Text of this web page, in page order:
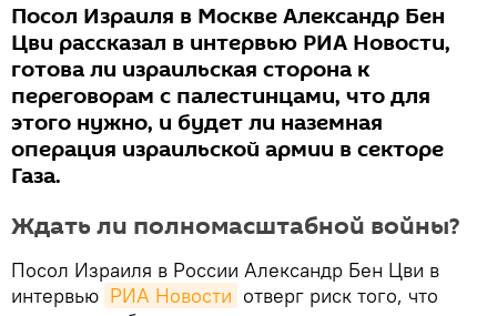
Посол Израиля в Москве Александр Бен
Цви рассказал в интервью РИА Новости,
готова ли израильская сторона к
переговорам с палестинцами, что для
этого нужно, и будет ли наземная
операция израильской армии в секторе
Газа.
Ждать ли полномасштабной войны?
Посол Израиля в России Александр Бен Цви в
интервью РИА Новости отверг риск того, что